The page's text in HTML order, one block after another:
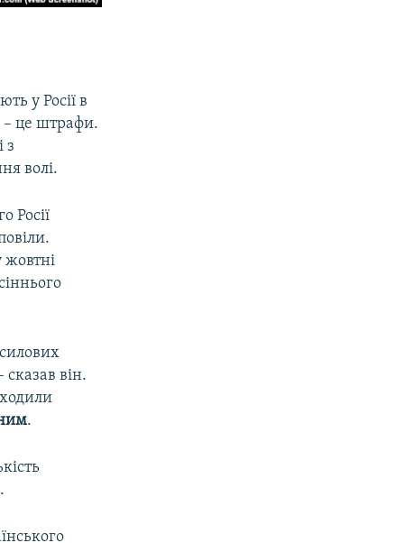
у Росії в
– це штрафи.
з
волі.
Росії
жовтні
сказав він.
.